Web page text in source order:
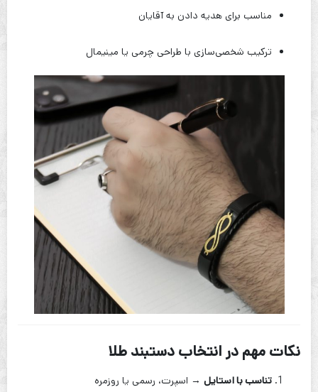
مناسب برای هدیه دادن به آقایان
ترکیب شخصی‌سازی با طراحی چرمی یا مینیمال
نکات مهم در انتخاب دستبند طلا
تناسب با استایل → اسپرت، رسمی یا روزمره